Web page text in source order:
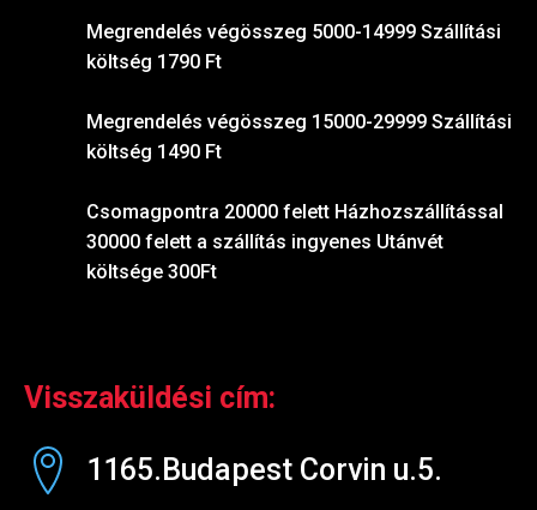
Megrendelés végösszeg 5000-14999 Szállítási
költség 1790 Ft
Megrendelés végösszeg 15000-29999 Szállítási
költség 1490 Ft
Csomagpontra 20000 felett Házhozszállítással
30000 felett a szállítás ingyenes Utánvét
költsége 300Ft
Visszaküldési cím:
1165.Budapest Corvin u.5.